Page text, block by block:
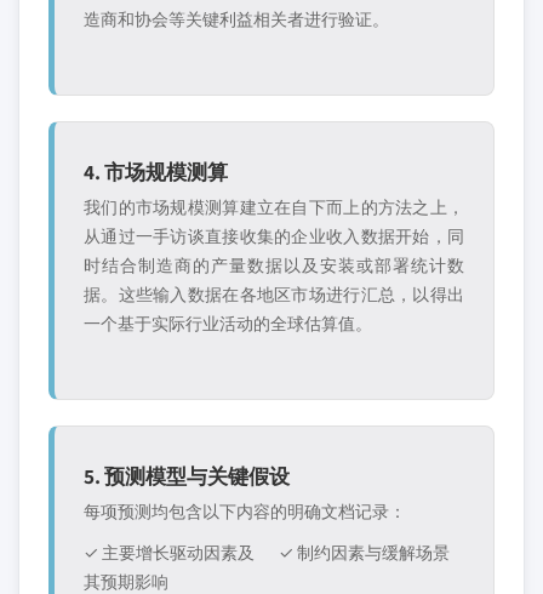
造商和协会等关键利益相关者进行验证。
4. 市场规模测算
我们的市场规模测算建立在自下而上的方法之上，
从通过一手访谈直接收集的企业收入数据开始，同
时结合制造商的产量数据以及安装或部署统计数
据。这些输入数据在各地区市场进行汇总，以得出
一个基于实际行业活动的全球估算值。
5. 预测模型与关键假设
每项预测均包含以下内容的明确文档记录：
✓ 主要增长驱动因素及
其预期影响
✓ 制约因素与缓解场景